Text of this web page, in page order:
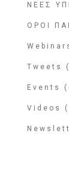
ΝΕΕΣ
ΟΡΟΙ
Tweets
Events
Videos